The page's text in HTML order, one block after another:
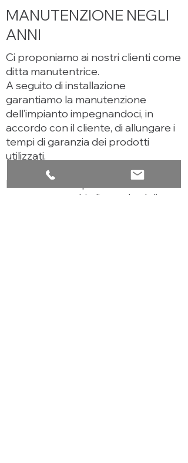
MANUTENZIONE NEGLI
ANNI
Ci proponiamo ai nostri clienti come
ditta manutentrice.
A seguito di installazione
garantiamo la manutenzione
dell’impianto impegnandoci, in
accordo con il cliente, di allungare i
tempi di garanzia dei prodotti
utilizzati.
I nostri tecnici specializzati
mantengono alti gli standard di